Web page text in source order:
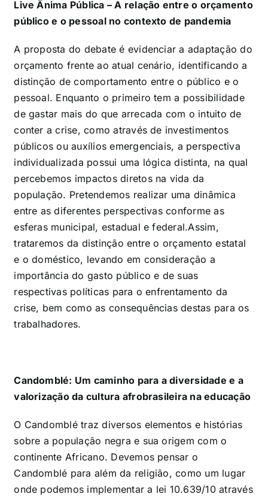
Live Ânima Pública – A relação entre o orçamento
público e o pessoal no contexto de pandemia
A proposta do debate é evidenciar a adaptação do
orçamento frente ao atual cenário, identificando a
distinção de comportamento entre o público e o
pessoal. Enquanto o primeiro tem a possibilidade
de gastar mais do que arrecada com o intuito de
conter a crise, como através de investimentos
públicos ou auxílios emergenciais, a perspectiva
individualizada possui uma lógica distinta, na qual
percebemos impactos diretos na vida da
população. Pretendemos realizar uma dinâmica
entre as diferentes perspectivas conforme as
esferas municipal, estadual e federal.Assim,
trataremos da distinção entre o orçamento estatal
e o doméstico, levando em consideração a
importância do gasto público e de suas
respectivas políticas para o enfrentamento da
crise, bem como as consequências destas para os
trabalhadores.
Candomblé: Um caminho para a diversidade e a
valorização da cultura afrobrasileira na educação
O Candomblé traz diversos elementos e histórias
sobre a população negra e sua origem com o
continente Africano. Devemos pensar o
Candomblé para além da religião, como um lugar
onde podemos implementar a lei 10.639/10 através